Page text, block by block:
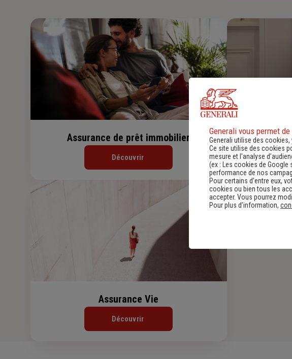
Assurance de prêt immobilier
Découvrir
Assurance Vie
Découvrir
Generali vous permet
Generali utilise des
Ce site utilise des cookies
mesure et l’analyse
(ex : Les cookies de
performance de nos
Pour certains d’entre eux,
cookies ou bien tous les
accepter. Vous pourrez
Pour plus d’information,